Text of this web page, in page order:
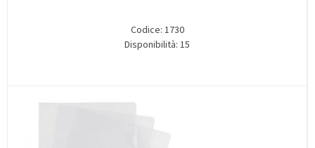
Codice: 1730
Disponibilità: 15